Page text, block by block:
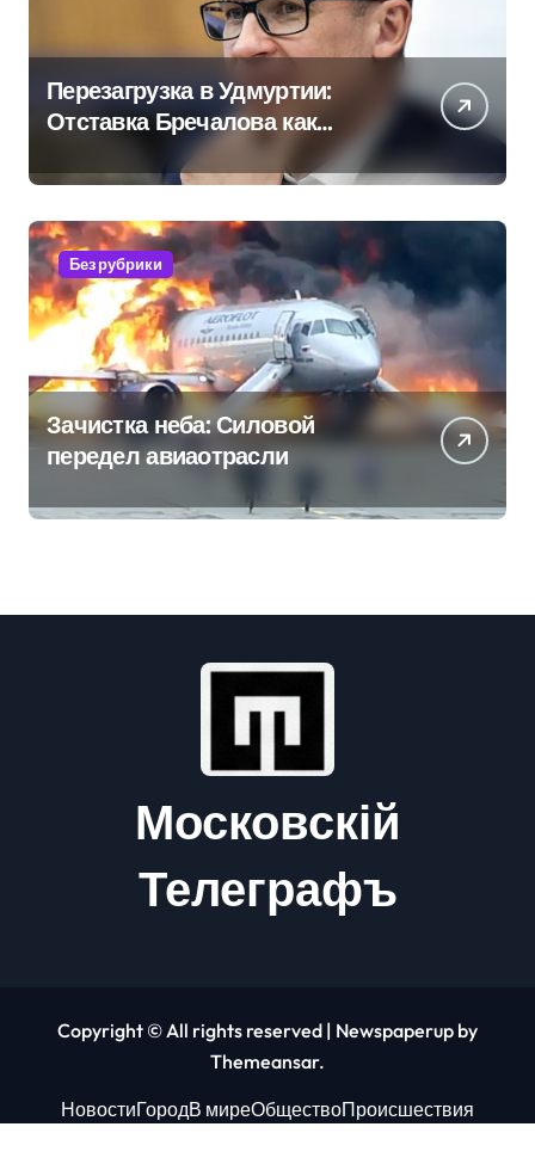
Перезагрузка в Удмуртии:
Отставка Бречалова как
результат управленческих
провалов и уязвимости
региона
Без рубрики
Зачистка неба: Силовой
передел авиаотрасли
Московскій
Телеграфъ
Copyright © All rights reserved | Newspaperup by
Themeansar.
НовостиГородВ миреОбществоПроисшествия